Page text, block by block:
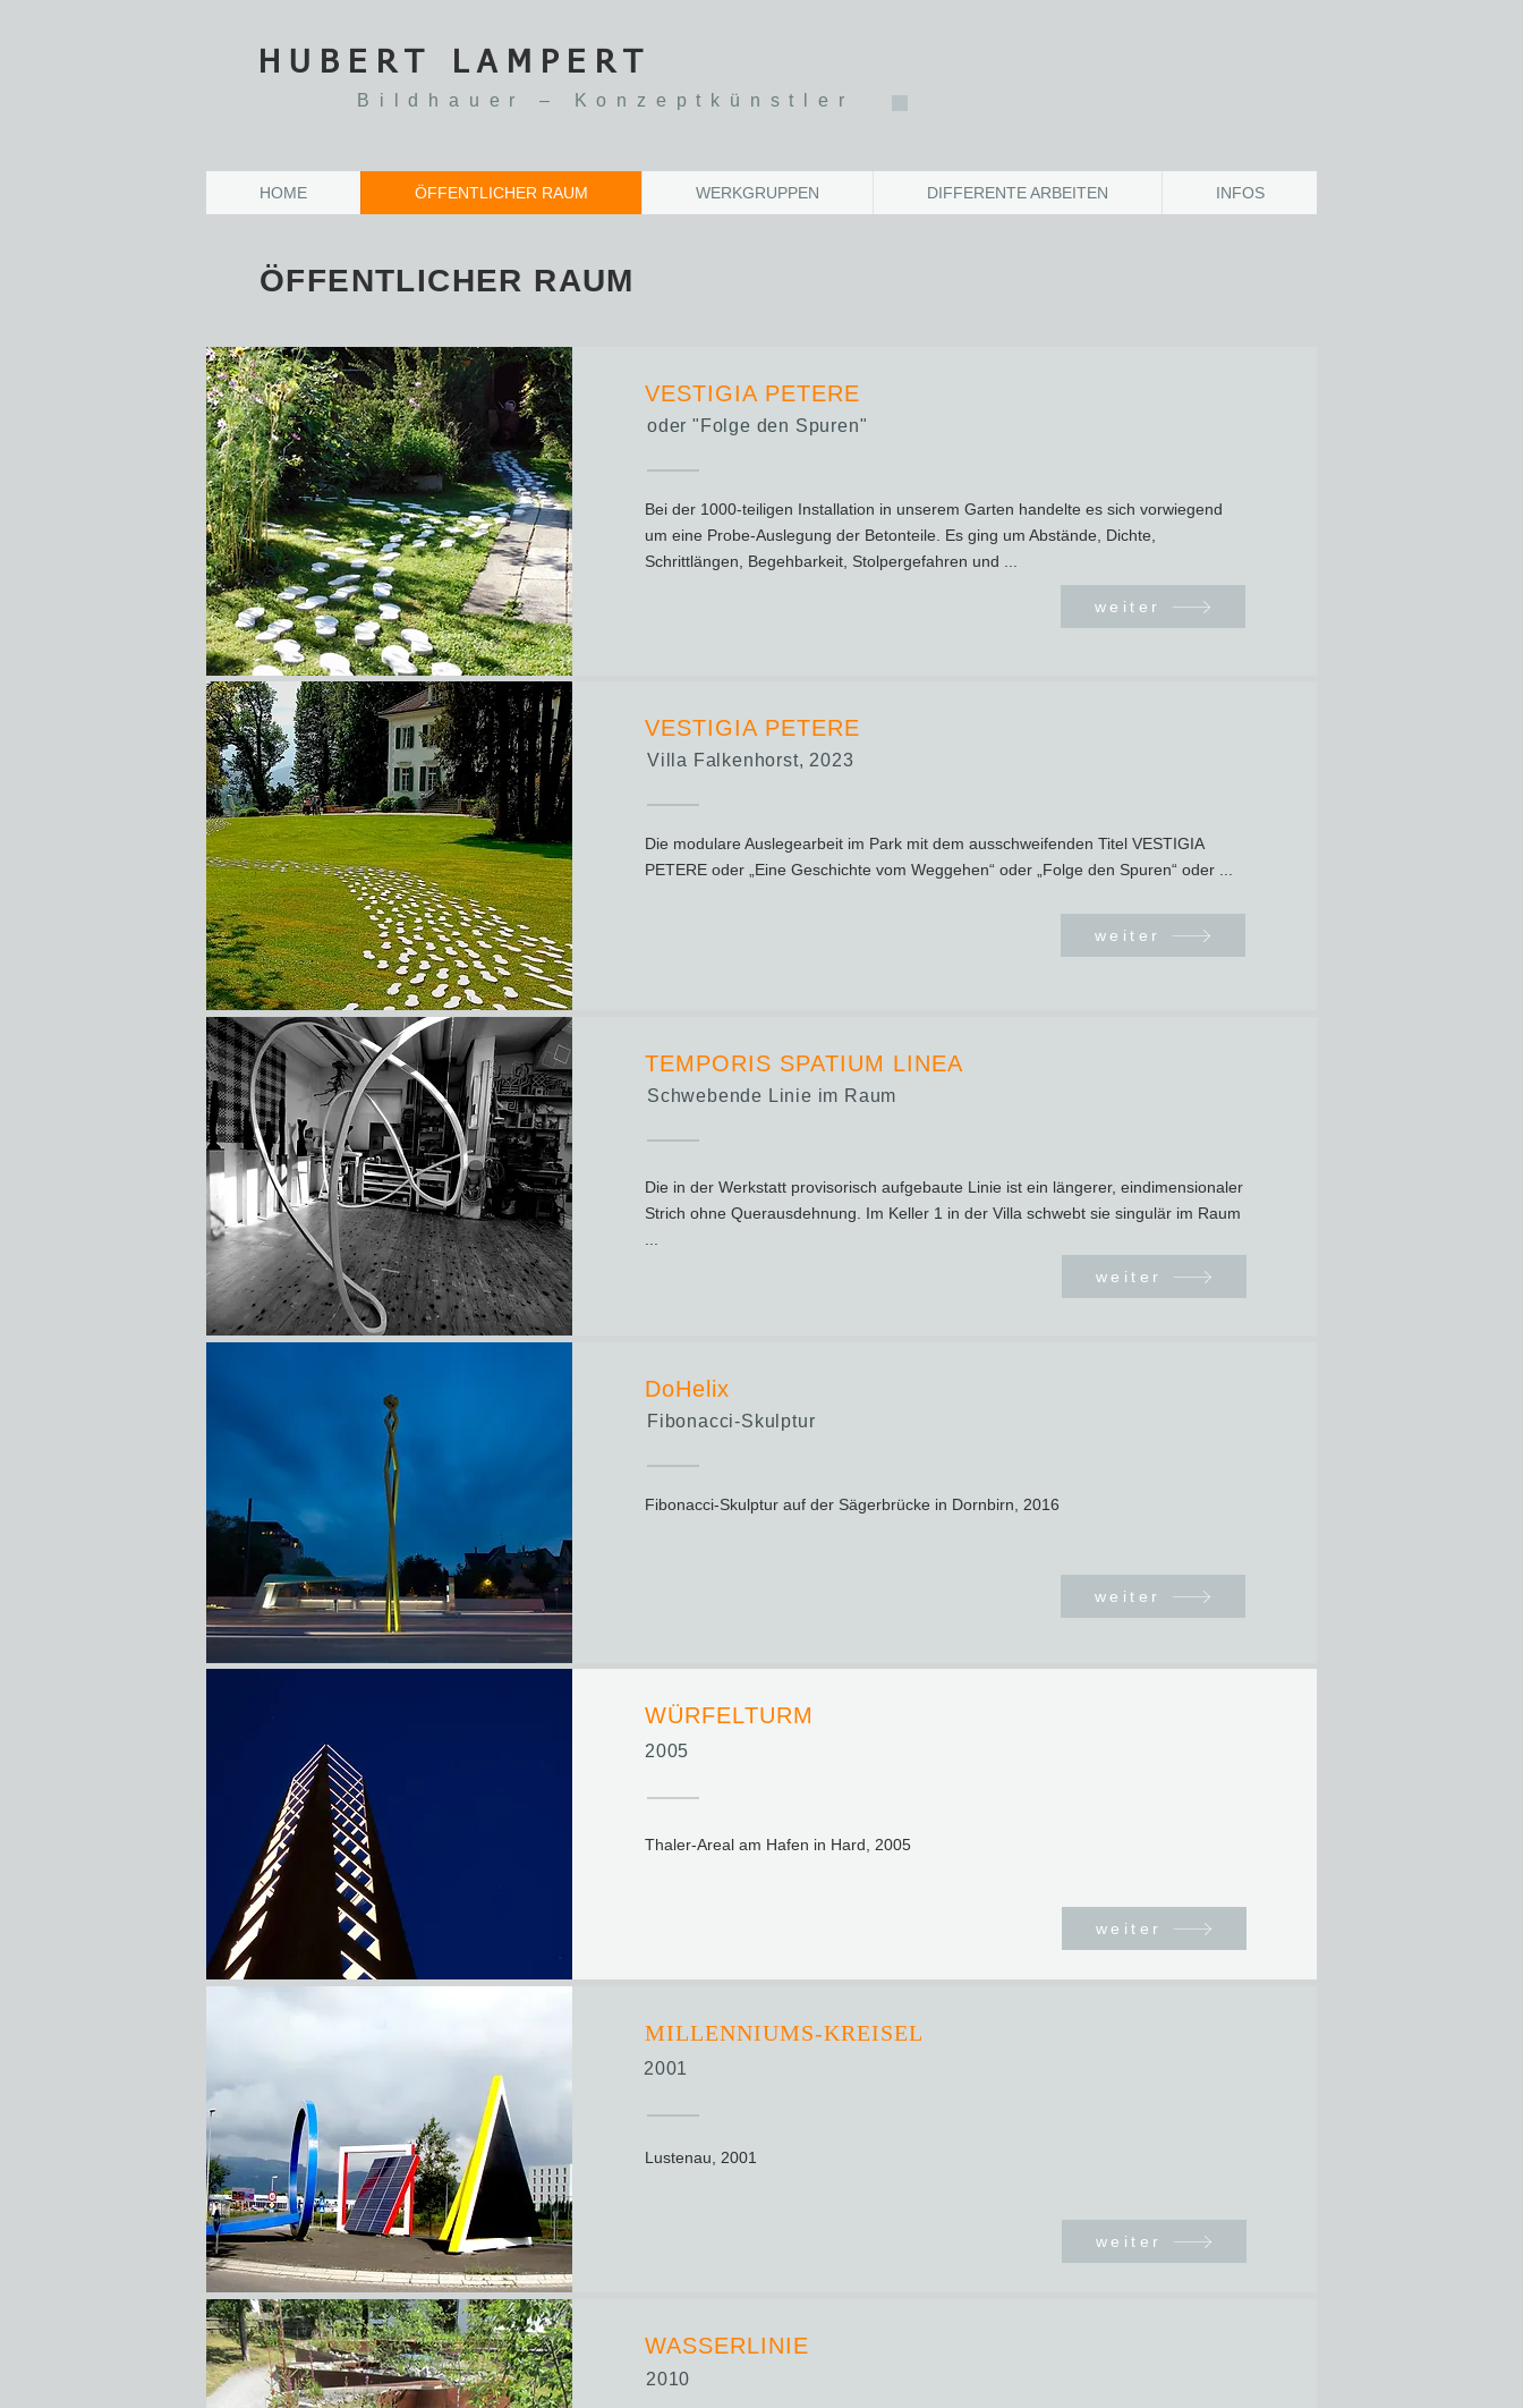
HUBERT LAMPERT
Bildhauer – Konzeptkünstler
HOME ÖFFENTLICHER RAUM WERKGRUPPEN DIFFERENTE ARBEITEN INFOS
ÖFFENTLICHER RAUM
VESTIGIA PETERE
oder "Folge den Spuren"
Bei der 1000-teiligen Installation in unserem Garten handelte es sich vorwiegend
um eine Probe-Auslegung der Betonteile. Es ging um Abstände, Dichte,
Schrittlängen, Begehbarkeit, Stolpergefahren und ...
weiter
VESTIGIA PETERE
Villa Falkenhorst, 2023
Die modulare Auslegearbeit im Park mit dem ausschweifenden Titel VESTIGIA
PETERE oder „Eine Geschichte vom Weggehen“ oder „Folge den Spuren“ oder ...
weiter
TEMPORIS SPATIUM LINEA
Schwebende Linie im Raum
Die in der Werkstatt provisorisch aufgebaute Linie ist ein längerer, eindimensionaler
Strich ohne Querausdehnung. Im Keller 1 in der Villa schwebt sie singulär im Raum
weiter
DoHelix
Fibonacci-Skulptur
Fibonacci-Skulptur auf der Sägerbrücke in Dornbirn, 2016
weiter
WÜRFELTURM
2005
Thaler-Areal am Hafen in Hard, 2005
weiter
MILLENNIUMS-KREISEL
2001
Lustenau, 2001
weiter
WASSERLINIE
2010